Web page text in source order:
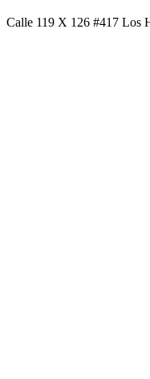
Calle 119 X 126 #417 Los